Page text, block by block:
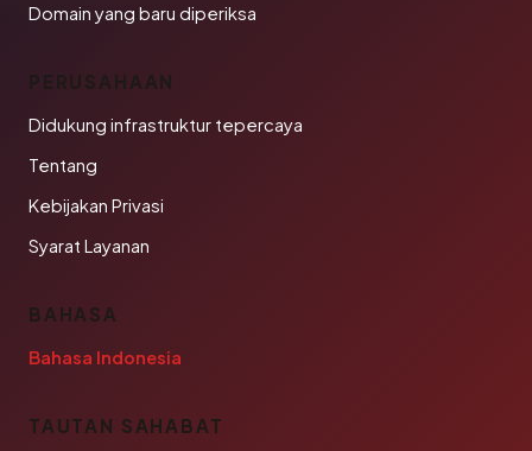
Domain yang baru diperiksa
PERUSAHAAN
Didukung infrastruktur tepercaya
Tentang
Kebijakan Privasi
Syarat Layanan
BAHASA
Bahasa Indonesia
TAUTAN SAHABAT